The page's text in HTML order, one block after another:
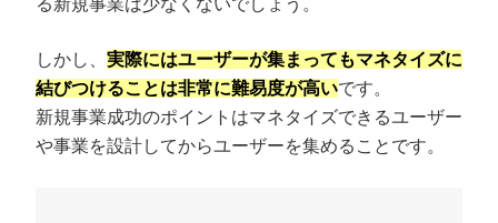
しかし、 実際にはユーザーが集まってもマネタイズに
結びつけることは非常に難易度が高いです。
新規事業成功のポイントはマネタイズできるユーザー
や事業を設計してからユーザーを集めることです。